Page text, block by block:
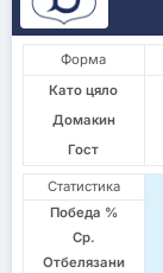
Форма
Като цяло
Домакин
Гост
Статистика
Победа %
Ср.
Отбелязани